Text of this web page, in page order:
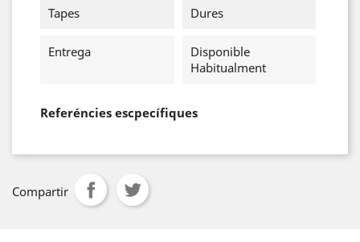
Tapes Dures
Entrega
Disponible
Habitualment
Referéncies escpecífiques
Compartir